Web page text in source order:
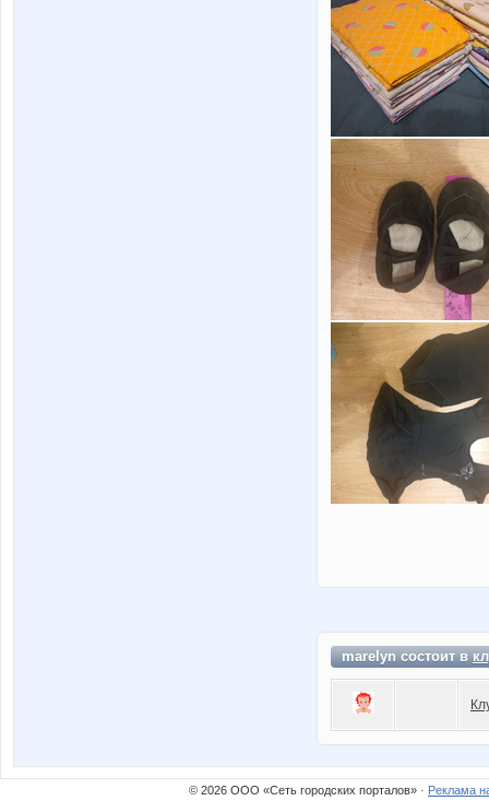
marelyn состоит в
© 2026 ООО «Сеть городских порталов» · Реклама